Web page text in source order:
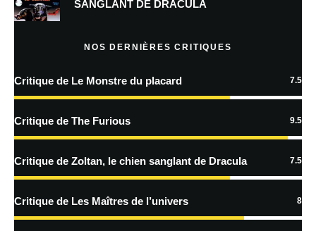
Prévenez-moi de tous les nouveaux articles par e-mail.
En savoir
traitées
SANGLANT DE DRACULA
NOS DERNIÈRES CRITIQUES
Critique de Le Monstre du placard 7.5
Critique de The Furious 9.5
Critique de Zoltan, le chien sanglant de Dracula 7.5
Critique de Les Maîtres de l’univers 8